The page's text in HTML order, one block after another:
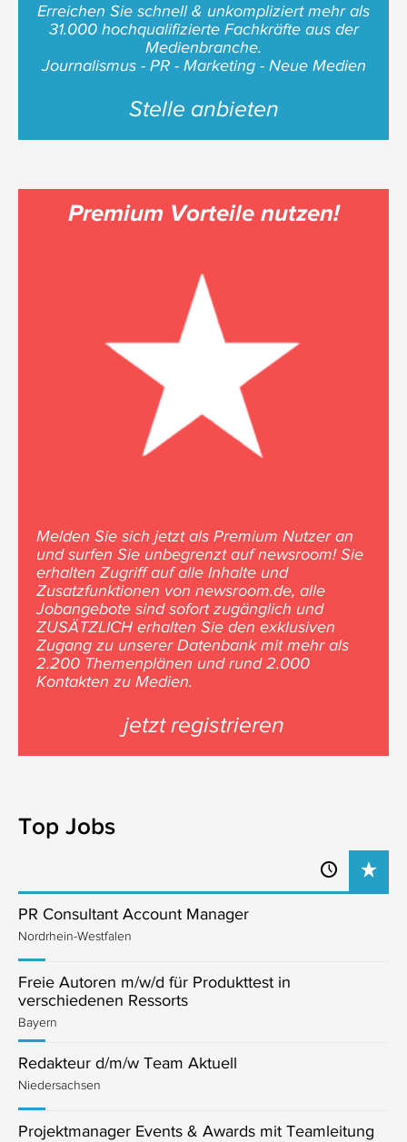
Erreichen Sie schnell & unkompliziert mehr als
31.000 hochqualifizierte Fachkräfte aus der
Medienbranche.
Journalismus - PR - Marketing - Neue Medien
Stelle anbieten
Premium Vorteile nutzen!
Melden Sie sich jetzt als Premium Nutzer an
und surfen Sie unbegrenzt auf newsroom! Sie
erhalten Zugriff auf alle Inhalte und
Zusatzfunktionen von newsroom.de, alle
Jobangebote sind sofort zugänglich und
ZUSÄTZLICH erhalten Sie den exklusiven
Zugang zu unserer Datenbank mit mehr als
2.200 Themenplänen und rund 2.000
Kontakten zu Medien.
jetzt registrieren
Top Jobs
PR Consultant Account Manager
Nordrhein-Westfalen
Freie Autoren m/w/d für Produkttest in
verschiedenen Ressorts
Bayern
Redakteur d/m/w Team Aktuell
Niedersachsen
Projektmanager Events & Awards mit Teamleitung